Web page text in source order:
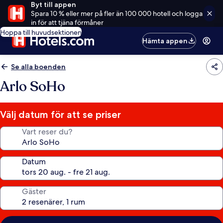
Byt till appen
Spara 10 % eller mer på fler än 100 000 hotell och logga
in för att tjäna förmåner
Hoppa till huvudsektionen
Hämta appen
Se alla boenden
Arlo SoHo
Välj datum för att se priser
Vart reser du?
Datum
Gäster